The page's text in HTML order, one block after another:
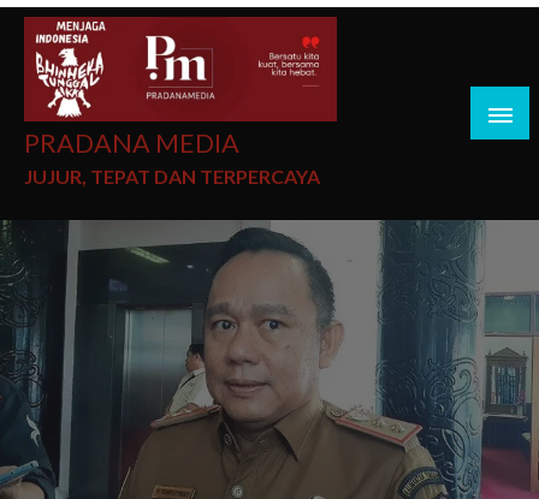
PRADANA MEDIA
JUJUR, TEPAT DAN TERPERCAYA